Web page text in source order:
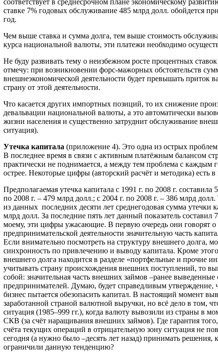
соответствует в среднесрочном плане экономическому
ставке 7% годовых обслуживание 485 млрд долл. обойдется
год.
Чем выше ставка и сумма долга, тем выше стоимость
курса национальной валюты, эти платежи необходимо
Не буду развивать тему о неизбежном росте процентных
отмечу: при возникновении форс-мажорных обстоятельств
внешнеэкономической деятельности будет превышать приток
страну от этой деятельности.
Что касается других импортных позиций, то их снижение
девальвации национальной валюты, а это автоматически
жизни населения и существенно затруднит обслуживание
ситуация).
Утечка капитала (приложение 4). Это одна из острых
В последнее время в связи с активным платёжным балансом
практически не поднимается, а между тем проблема с каждым
острее. Некоторые цифры (авторский расчёт и методика) есть
Предполагаемая утечка капитала с 1991 г. по 2008 г.
по 2008 г. – 479 млрд долл.; с 2004 г. по 2008 г. – 386 млрд
из данных последних десяти лет среднегодовая сумма утечки
млрд долл. За последние пять лет данный показатель
моему, эти цифры ужасающие. В первую очередь они говорят о
предпринимательской деятельности значительную часть
Если внимательно посмотреть на структуру внешнего долга,
синхронность по привлечению и выводу капитала. Кроме
внешнего долга находится в разделе «портфельные и прочие
учитывать страну происхождения внешних поступлений, то
собой: значительная часть внешних займов –ранее выведенные
предпринимателей. Думаю, будет справедливым утверждение,
бизнес пытается обезопасить капитал. В настоящий момент
заработанной страной валютной выручки, но всё дело в том,
ситуация (1985–999 гг.), когда валюту вывозили из страны в
СКВ (за счёт наращивания внешних займов). Где гарантия
счёта текущих операций в отрицательную зону ситуация не
сегодня (а нужно было –десять лет назад) принимать решения,
ограничили данную тенденцию?